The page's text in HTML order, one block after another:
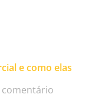
e como elas